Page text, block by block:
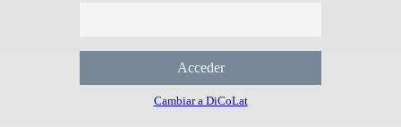
Cambiar a DiCoLat